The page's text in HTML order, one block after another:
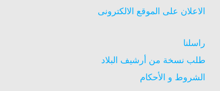
الاعلان على الموقع الالكترونى
راسلنا
طلب نسخة من أرشيف البلاد
الشروط و الأحكام